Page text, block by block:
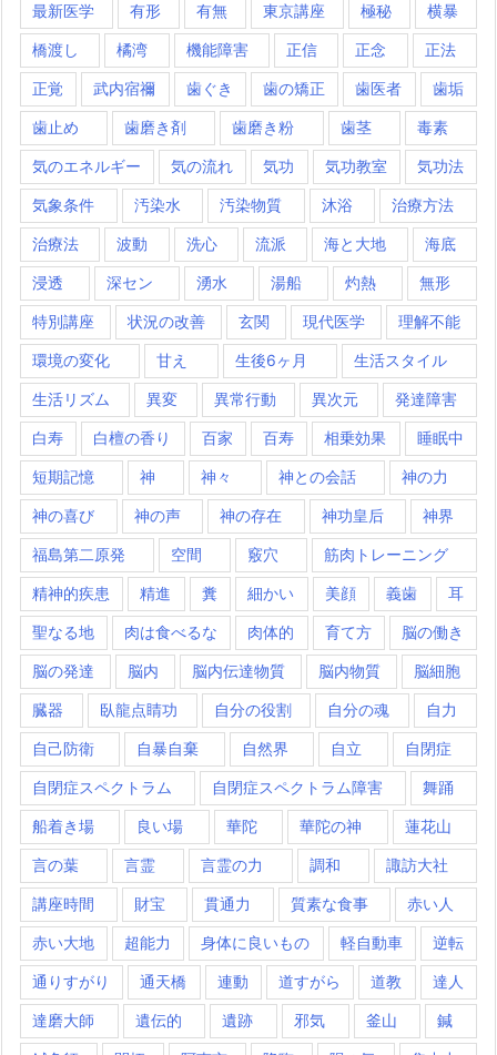
最新医学 有形 有無 東京講座 極秘 横暴
橋渡し 橘湾 機能障害 正信 正念 正法
正覚 武内宿禰 歯ぐき 歯の矯正 歯医者 歯垢
歯止め 歯磨き剤 歯磨き粉 歯茎 毒素
気のエネルギー 気の流れ 気功 気功教室 気功法
気象条件 汚染水 汚染物質 沐浴 治療方法
治療法 波動 洗心 流派 海と大地 海底
浸透 深セン 湧水 湯船 灼熱 無形
特別講座 状況の改善 玄関 現代医学 理解不能
環境の変化 甘え 生後6ヶ月 生活スタイル
生活リズム 異変 異常行動 異次元 発達障害
白寿 白檀の香り 百家 百寿 相乗効果 睡眠中
短期記憶 神 神々 神との会話 神の力
神の喜び 神の声 神の存在 神功皇后 神界
福島第二原発 空間 竅穴 筋肉トレーニング
精神的疾患 精進 糞 細かい 美顔 義歯 耳
聖なる地 肉は食べるな 肉体的 育て方 脳の働き
脳の発達 脳内 脳内伝達物質 脳内物質 脳細胞
臓器 臥龍点睛功 自分の役割 自分の魂 自力
自己防衛 自暴自棄 自然界 自立 自閉症
自閉症スペクトラム 自閉症スペクトラム障害 舞踊
船着き場 良い場 華陀 華陀の神 蓮花山
言の葉 言霊 言霊の力 調和 諏訪大社
講座時間 財宝 貫通力 質素な食事 赤い人
赤い大地 超能力 身体に良いもの 軽自動車 逆転
通りすがり 通天橋 連動 道すがら 道教 達人
達磨大師 遺伝的 遺跡 邪気 釜山 鍼